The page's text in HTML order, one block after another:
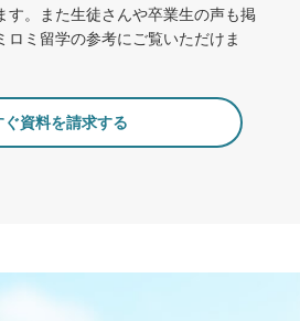
す。また生徒さんや卒業生の声も掲
ロミ留学の参考にご覧いただけま
ぐ資料を請求する